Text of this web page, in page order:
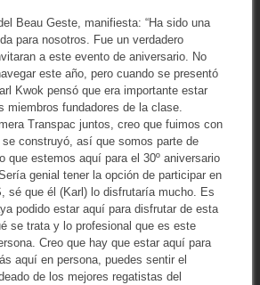
Beau Geste, manifiesta: “Ha sido una
para nosotros. Fue un verdadero
a este evento de aniversario. No
este año, pero cuando se presentó
Kwok pensó que era importante estar
miembros fundadores de la clase.
Transpac juntos, creo que fuimos con
construyó, así que somos parte de
que estemos aquí para el 30º aniversario
genial tener la opción de participar en
sé que él (Karl) lo disfrutaría mucho. Es
podido estar aquí para disfrutar de esta
se trata y lo profesional que es este
Creo que hay que estar aquí para
aquí en persona, puedes sentir el
de los mejores regatistas del